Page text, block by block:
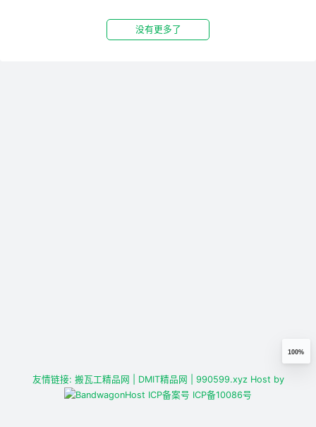
没有更多了
100%
友情链接: 搬瓦工精品网 | DMIT精品网 | 990599.xyzHost by
ICP备案号 ICP备10086号